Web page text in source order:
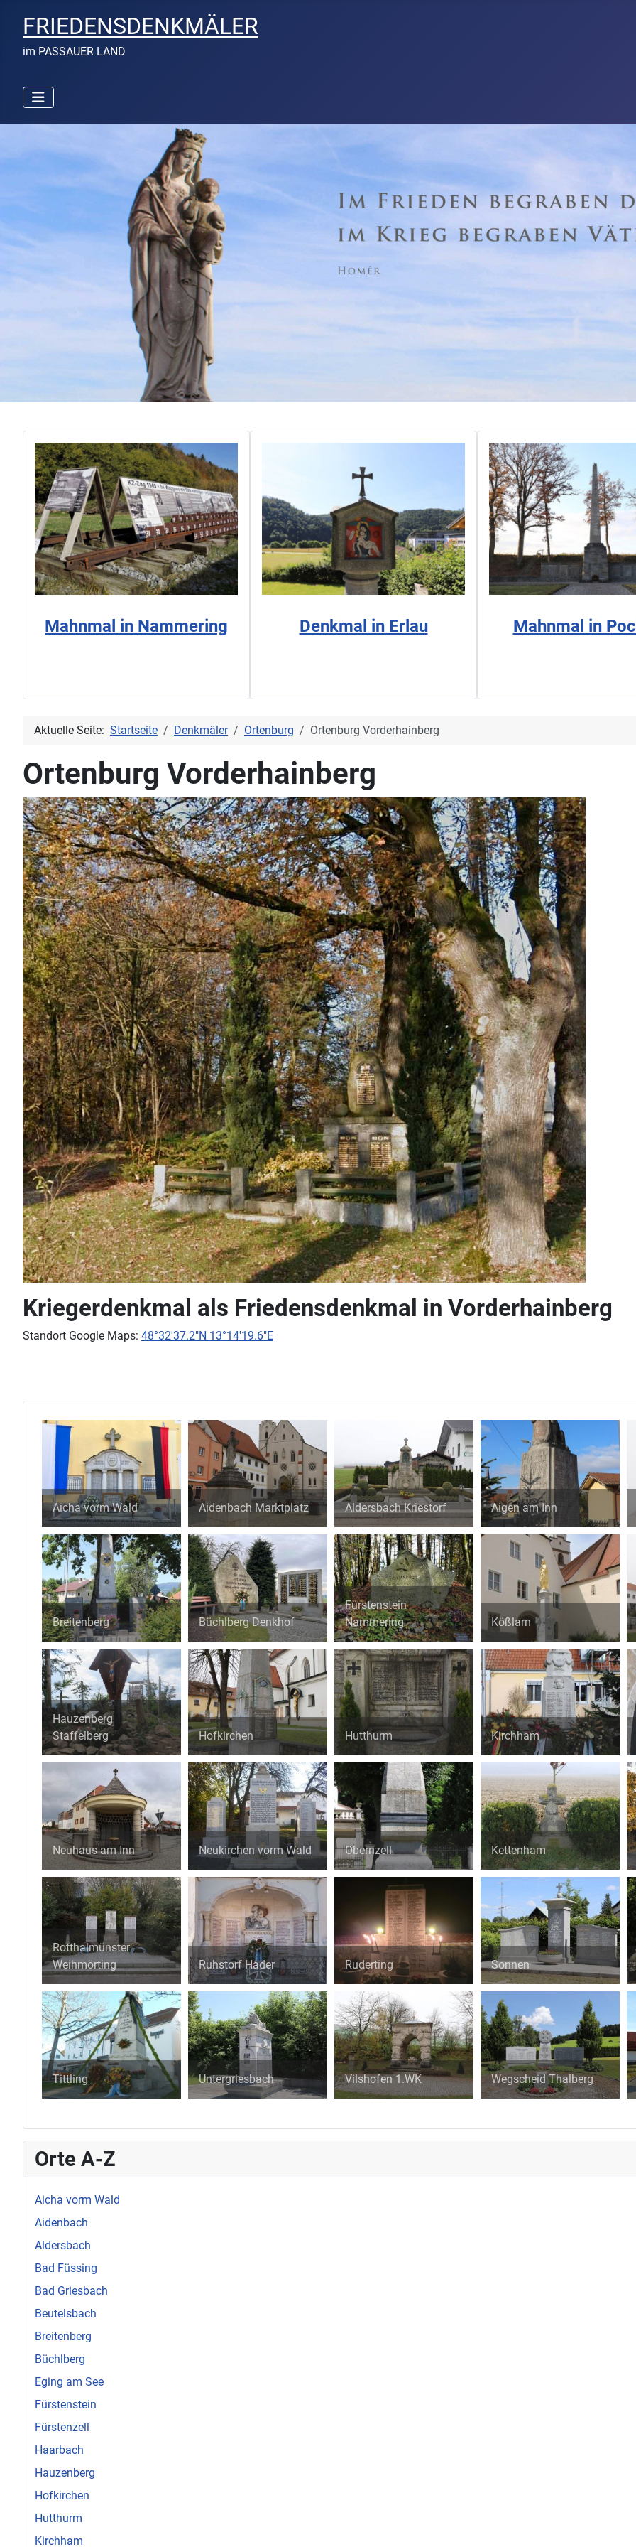
FRIEDENSDENKMÄLER
im PASSAUER LAND
Mahnmal in Nammering Denkmal in Erlau Mahnmal in
Aktuelle Seite: Startseite Denkmäler Ortenburg Ortenburg Vorderhainberg
Ortenburg Vorderhainberg
Kriegerdenkmal als Friedensdenkmal in Vorderhainberg
Standort Google Maps: 48°32'37.2"N 13°14'19.6"E
Aicha vorm Wald Aidenbach Marktplatz Aldersbach Kriestorf Aigen am Inn
Breitenberg Büchlberg Denkhof
Fürstenstein
Nammering
Kößlarn
Hauzenberg
Staffelberg
Hofkirchen Hutthurm Kirchham
Neuhaus am Inn Neukirchen vorm Wald Obernzell Kettenham
Rotthalmünster
Weihmörting
Ruhstorf Hader Ruderting Sonnen
Tittling Untergriesbach Vilshofen 1.WK Wegscheid Thalberg
Orte A-Z
Aicha vorm Wald
Aidenbach
Aldersbach
Bad Füssing
Bad Griesbach
Beutelsbach
Breitenberg
Büchlberg
Eging am See
Fürstenstein
Fürstenzell
Haarbach
Hauzenberg
Hofkirchen
Hutthurm
Kirchham